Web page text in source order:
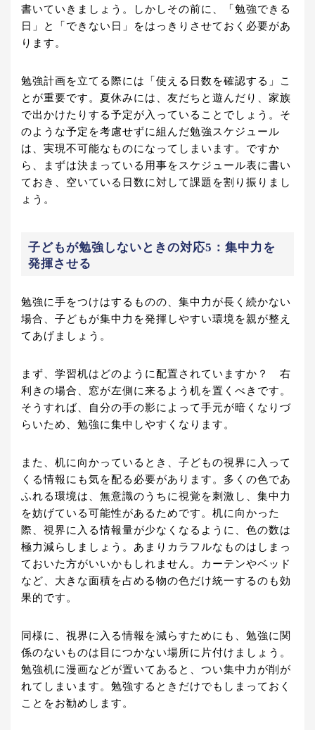
書いていきましょう。しかしその前に、「勉強できる
日」と「できない日」をはっきりさせておく必要があ
ります。
勉強計画を立てる際には「使える日数を確認する」こ
とが重要です。夏休みには、友だちと遊んだり、家族
で出かけたりする予定が入っていることでしょう。そ
のような予定を考慮せずに組んだ勉強スケジュール
は、実現不可能なものになってしまいます。ですか
ら、まずは決まっている用事をスケジュール表に書い
ておき、空いている日数に対して課題を割り振りまし
ょう。
子どもが勉強しないときの対応5：集中力を
発揮させる
勉強に手をつけはするものの、集中力が長く続かない
場合、子どもが集中力を発揮しやすい環境を親が整え
てあげましょう。
まず、学習机はどのように配置されていますか？ 右
利きの場合、窓が左側に来るよう机を置くべきです。
そうすれば、自分の手の影によって手元が暗くなりづ
らいため、勉強に集中しやすくなります。
また、机に向かっているとき、子どもの視界に入って
くる情報にも気を配る必要があります。多くの色であ
ふれる環境は、無意識のうちに視覚を刺激し、集中力
を妨げている可能性があるためです。机に向かった
際、視界に入る情報量が少なくなるように、色の数は
極力減らしましょう。あまりカラフルなものはしまっ
ておいた方がいいかもしれません。カーテンやベッド
など、大きな面積を占める物の色だけ統一するのも効
果的です。
同様に、視界に入る情報を減らすためにも、勉強に関
係のないものは目につかない場所に片付けましょう。
勉強机に漫画などが置いてあると、つい集中力が削が
れてしまいます。勉強するときだけでもしまっておく
ことをお勧めします。